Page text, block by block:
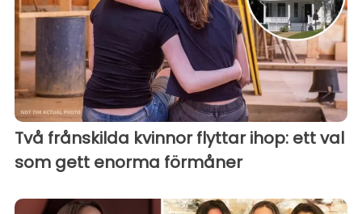
Två frånskilda kvinnor flyttar ihop: ett val
som gett enorma förmåner